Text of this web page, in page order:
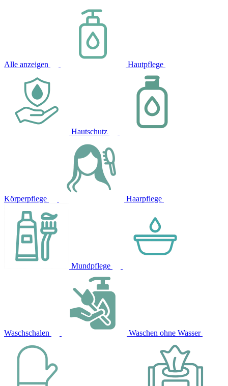
Alle anzeigen Hautpflege
Hautschutz
Körperpflege Haarpflege
Mundpflege
Waschschalen Waschen ohne Wasser